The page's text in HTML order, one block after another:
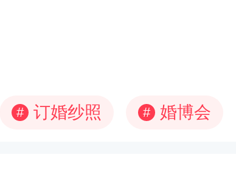
# 订婚纱照 # 婚博会